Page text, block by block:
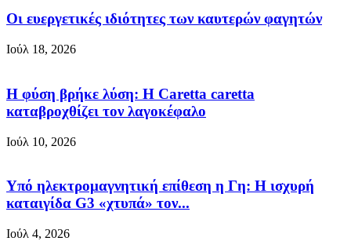
Οι ευεργετικές ιδιότητες των καυτερών φαγητών
Ιούλ 18, 2026
Η φύση βρήκε λύση: Η Caretta caretta
καταβροχθίζει τον λαγοκέφαλο
Ιούλ 10, 2026
Υπό ηλεκτρομαγνητική επίθεση η Γη: Η ισχυρή
καταιγίδα G3 «χτυπά» τον...
Ιούλ 4, 2026